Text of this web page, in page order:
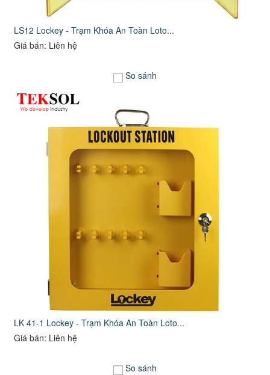
LS12 Lockey - Trạm Khóa An Toàn Loto...
Giá bán: Liên hệ
So sánh
LK 41-1 Lockey - Trạm Khóa An Toàn Loto...
Giá bán: Liên hệ
So sánh